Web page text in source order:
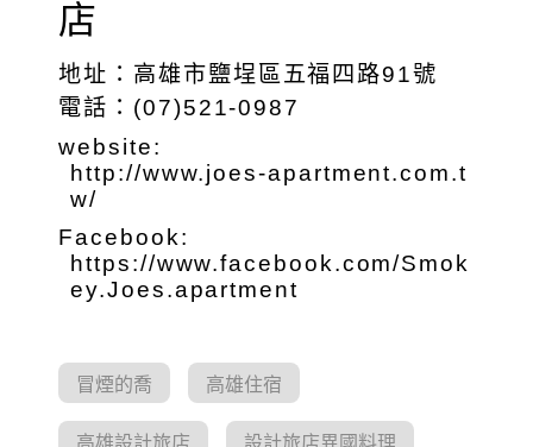
店
地址：高雄市鹽埕區五福四路91號
電話：(07)521-0987
website:
http://www.joes-apartment.com.t
w/
Facebook:
https://www.facebook.com/Smok
ey.Joes.apartment
冒煙的喬 高雄住宿